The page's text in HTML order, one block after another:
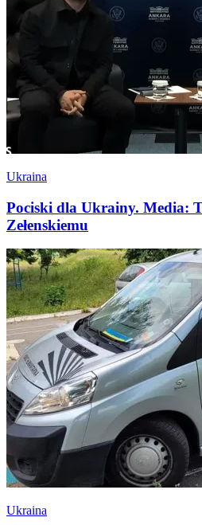
Ukraina
Pociski dla Ukrainy. Media:
Zełenskiemu
Ukraina